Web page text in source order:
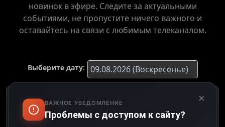
новинок в эфире. Следите за актуальными
событиями, не пропустите ничего важного и
оставайтесь на связи с любимым телеканалом.
Выберите дату:
К сожалению, этот
телеканал не
×
ВАЖНОЕ УВЕДОМЛЕНИЕ
Проблемы с доступом к сайту?